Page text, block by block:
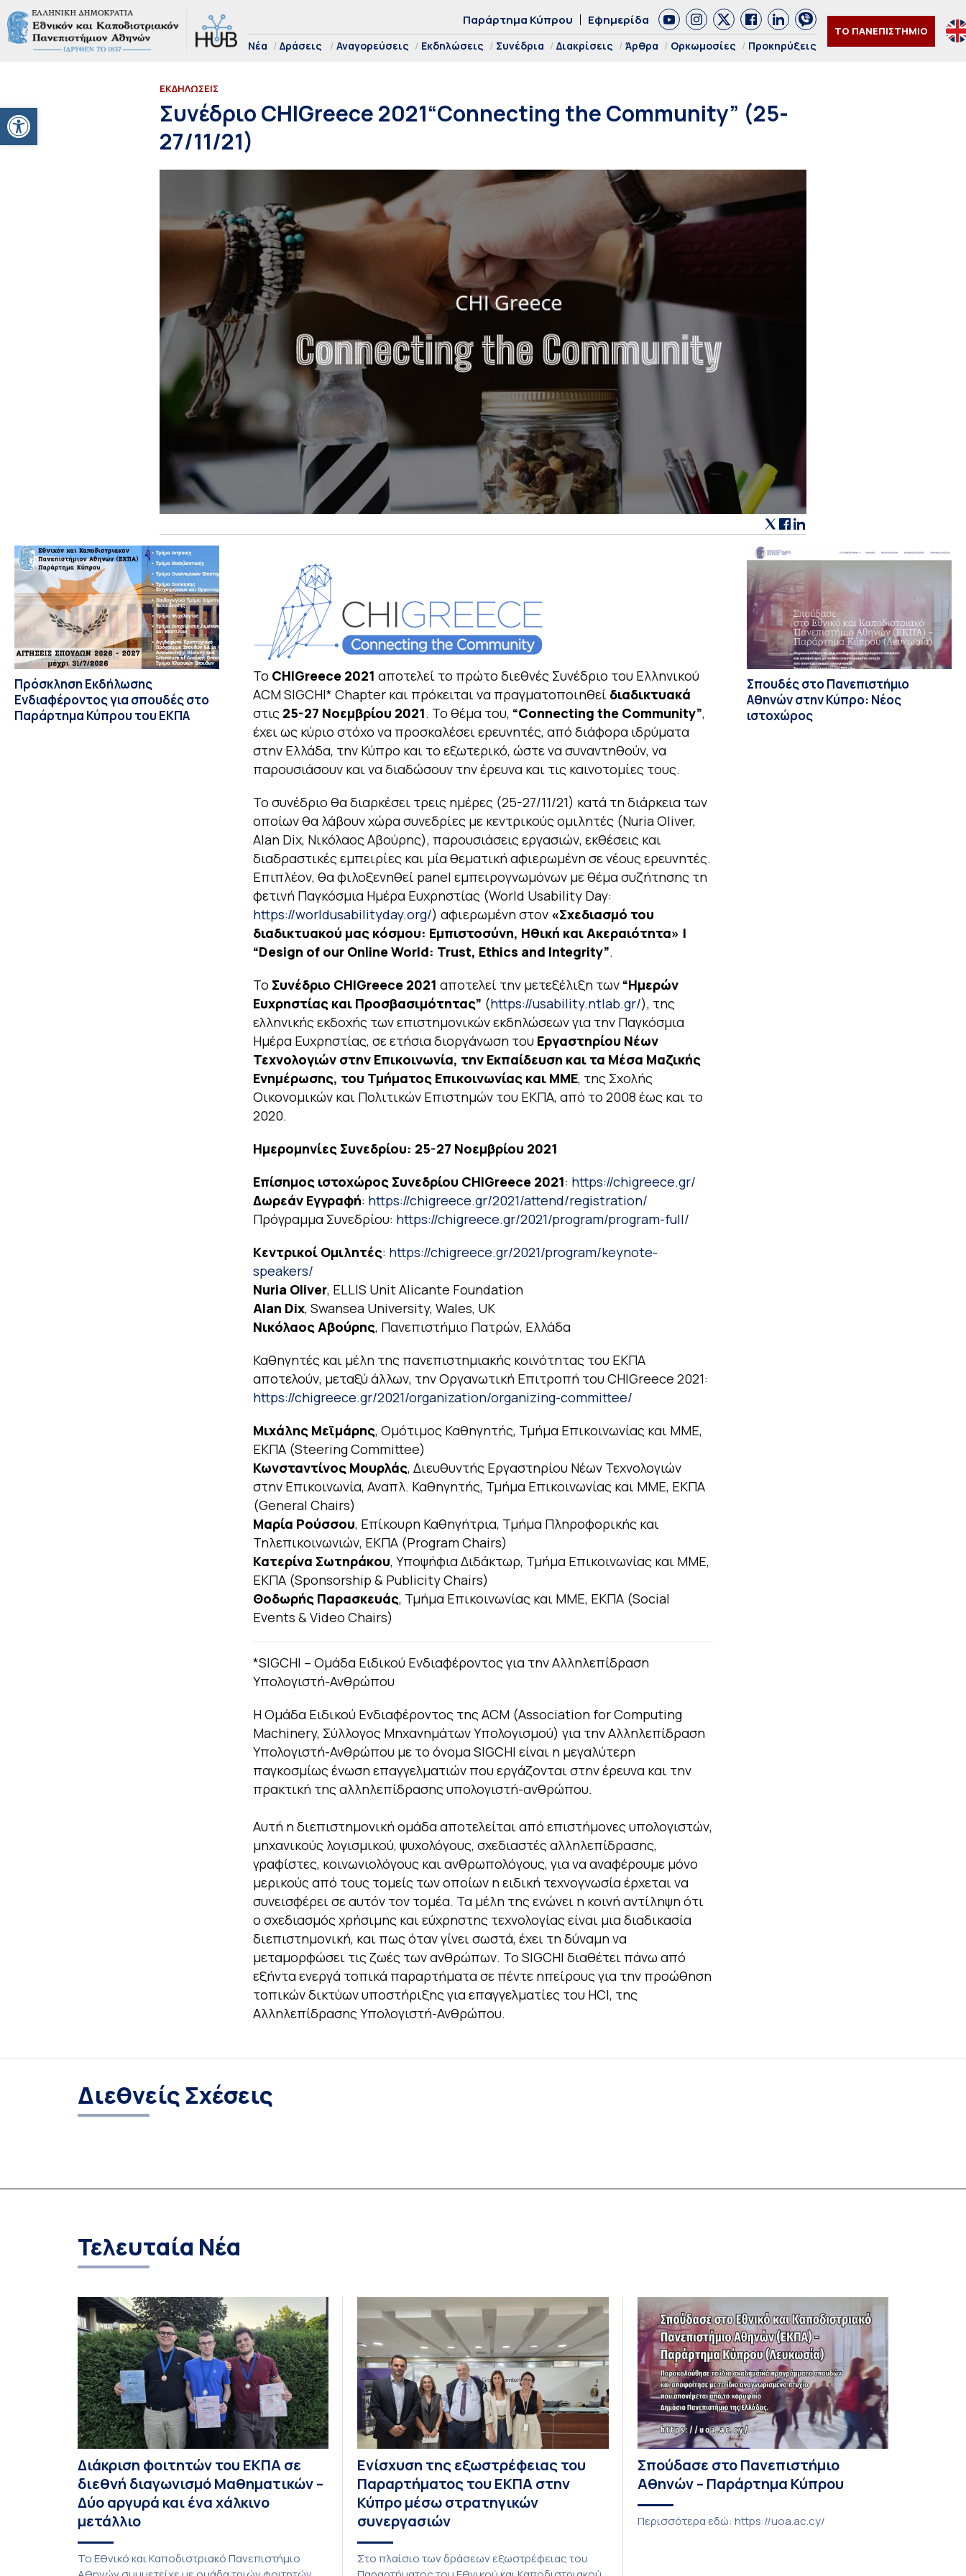
Ανοίξτε τη γραμμή εργαλείων
Παράρτημα Κύπρου Εφημερίδα
Νέα Δράσεις Αναγορεύσεις Εκδηλώσεις Συνέδρια Διακρίσεις Άρθρα Ορκωμοσίες Προκηρύξεις
ΤΟ ΠΑΝΕΠΙΣΤΗΜΙΟ
ΕΚΔΗΛΩΣΕΙΣ
Συνέδριο CHIGreece 2021“Connecting the Community” (25-
27/11/21)
Πρόσκληση Εκδήλωσης
Ενδιαφέροντος για σπουδές στο
Παράρτημα Κύπρου του ΕΚΠΑ
Το CHIGreece 2021 αποτελεί το πρώτο διεθνές Συνέδριο του Ελληνικού
ACM SIGCHI* Chapter και πρόκειται να πραγματοποιηθεί διαδικτυακά
στις 25-27 Νοεμβρίου 2021. Το θέμα του, “Connecting the Community”,
έχει ως κύριο στόχο να προσκαλέσει ερευνητές, από διάφορα ιδρύματα
στην Ελλάδα, την Κύπρο και το εξωτερικό, ώστε να συναντηθούν, να
παρουσιάσουν και να διαδώσουν την έρευνα και τις καινοτομίες τους.
Το συνέδριο θα διαρκέσει τρεις ημέρες (25-27/11/21) κατά τη διάρκεια των
οποίων θα λάβουν χώρα συνεδρίες με κεντρικούς ομιλητές (Nuria Oliver,
Alan Dix, Νικόλαος Αβούρης), παρουσιάσεις εργασιών, εκθέσεις και
διαδραστικές εμπειρίες και μία θεματική αφιερωμένη σε νέους ερευνητές.
Επιπλέον, θα φιλοξενηθεί panel εμπειρογνωμόνων με θέμα συζήτησης τη
φετινή Παγκόσμια Ημέρα Ευχρηστίας (World Usability Day:
https://worldusabilityday.org/) αφιερωμένη στον «Σχεδιασμό του
διαδικτυακού μας κόσμου: Εμπιστοσύνη, Ηθική και Ακεραιότητα» |
“Design of our Online World: Trust, Ethics and Integrity”.
Το Συνέδριο CHIGreece 2021 αποτελεί την μετεξέλιξη των “Ημερών
Ευχρηστίας και Προσβασιμότητας” (https://usability.ntlab.gr/), της
ελληνικής εκδοχής των επιστημονικών εκδηλώσεων για την Παγκόσμια
Ημέρα Ευχρηστίας, σε ετήσια διοργάνωση του Εργαστηρίου Νέων
Τεχνολογιών στην Επικοινωνία, την Εκπαίδευση και τα Μέσα Μαζικής
Ενημέρωσης, του Τμήματος Επικοινωνίας και ΜΜΕ, της Σχολής
Οικονομικών και Πολιτικών Επιστημών του ΕΚΠΑ, από το 2008 έως και το
2020.
Ημερομηνίες Συνεδρίου: 25-27 Νοεμβρίου 2021
Επίσημος ιστοχώρος Συνεδρίου CHIGreece 2021: https://chigreece.gr/
Δωρεάν Εγγραφή: https://chigreece.gr/2021/attend/registration/
Πρόγραμμα Συνεδρίου: https://chigreece.gr/2021/program/program-full/
Κεντρικοί Ομιλητές: https://chigreece.gr/2021/program/keynote-
speakers/
Nuria Oliver, ELLIS Unit Alicante Foundation
Alan Dix, Swansea University, Wales, UK
Νικόλαος Αβούρης, Πανεπιστήμιο Πατρών, Ελλάδα
Καθηγητές και μέλη της πανεπιστημιακής κοινότητας του ΕΚΠΑ
αποτελούν, μεταξύ άλλων, την Οργανωτική Επιτροπή του CHIGreece 2021:
https://chigreece.gr/2021/organization/organizing-committee/
Μιχάλης Μεϊμάρης, Ομότιμος Καθηγητής, Τμήμα Επικοινωνίας και ΜΜΕ,
ΕΚΠΑ (Steering Committee)
Κωνσταντίνος Μουρλάς, Διευθυντής Εργαστηρίου Νέων Τεχνολογιών
στην Επικοινωνία, Αναπλ. Καθηγητής, Τμήμα Επικοινωνίας και ΜΜΕ, ΕΚΠΑ
(General Chairs)
Μαρία Ρούσσου, Επίκουρη Καθηγήτρια, Τμήμα Πληροφορικής και
Τηλεπικοινωνιών, ΕΚΠΑ (Program Chairs)
Κατερίνα Σωτηράκου, Υποψήφια Διδάκτωρ, Τμήμα Επικοινωνίας και ΜΜΕ,
ΕΚΠΑ (Sponsorship & Publicity Chairs)
Θοδωρής Παρασκευάς, Τμήμα Επικοινωνίας και ΜΜΕ, ΕΚΠΑ (Social
Events & Video Chairs)
*SIGCHI – Ομάδα Ειδικού Ενδιαφέροντος για την Αλληλεπίδραση
Υπολογιστή-Ανθρώπου
Η Ομάδα Ειδικού Ενδιαφέροντος της ACM (Association for Computing
Machinery, Σύλλογος Μηχανημάτων Υπολογισμού) για την Αλληλεπίδραση
Υπολογιστή-Ανθρώπου με το όνομα SIGCHI είναι η μεγαλύτερη
παγκοσμίως ένωση επαγγελματιών που εργάζονται στην έρευνα και την
πρακτική της αλληλεπίδρασης υπολογιστή-ανθρώπου.
Αυτή η διεπιστημονική ομάδα αποτελείται από επιστήμονες υπολογιστών,
μηχανικούς λογισμικού, ψυχολόγους, σχεδιαστές αλληλεπίδρασης,
γραφίστες, κοινωνιολόγους και ανθρωπολόγους, για να αναφέρουμε μόνο
μερικούς από τους τομείς των οποίων η ειδική τεχνογνωσία έρχεται να
συνεισφέρει σε αυτόν τον τομέα. Τα μέλη της ενώνει η κοινή αντίληψη ότι
ο σχεδιασμός χρήσιμης και εύχρηστης τεχνολογίας είναι μια διαδικασία
διεπιστημονική, και πως όταν γίνει σωστά, έχει τη δύναμη να
μεταμορφώσει τις ζωές των ανθρώπων. Το SIGCHI διαθέτει πάνω από
εξήντα ενεργά τοπικά παραρτήματα σε πέντε ηπείρους για την προώθηση
τοπικών δικτύων υποστήριξης για επαγγελματίες του HCI, της
Αλληλεπίδρασης Υπολογιστή-Ανθρώπου.
Σπουδές στο Πανεπιστήμιο
Αθηνών στην Κύπρο: Νέος
ιστοχώρος
Διεθνείς Σχέσεις
Τελευταία Νέα
Διάκριση φοιτητών του ΕΚΠΑ σε
διεθνή διαγωνισμό Μαθηματικών –
Δύο αργυρά και ένα χάλκινο
μετάλλιο
To Εθνικό και Καποδιστριακό Πανεπιστήμιο
Ενίσχυση της εξωστρέφειας του
Παραρτήματος του ΕΚΠΑ στην
Κύπρο μέσω στρατηγικών
συνεργασιών
Στο πλαίσιο των δράσεων εξωστρέφειας του
Σπούδασε στο Πανεπιστήμιο
Αθηνών – Παράρτημα Κύπρου
Περισσότερα εδώ: https://uoa.ac.cy/